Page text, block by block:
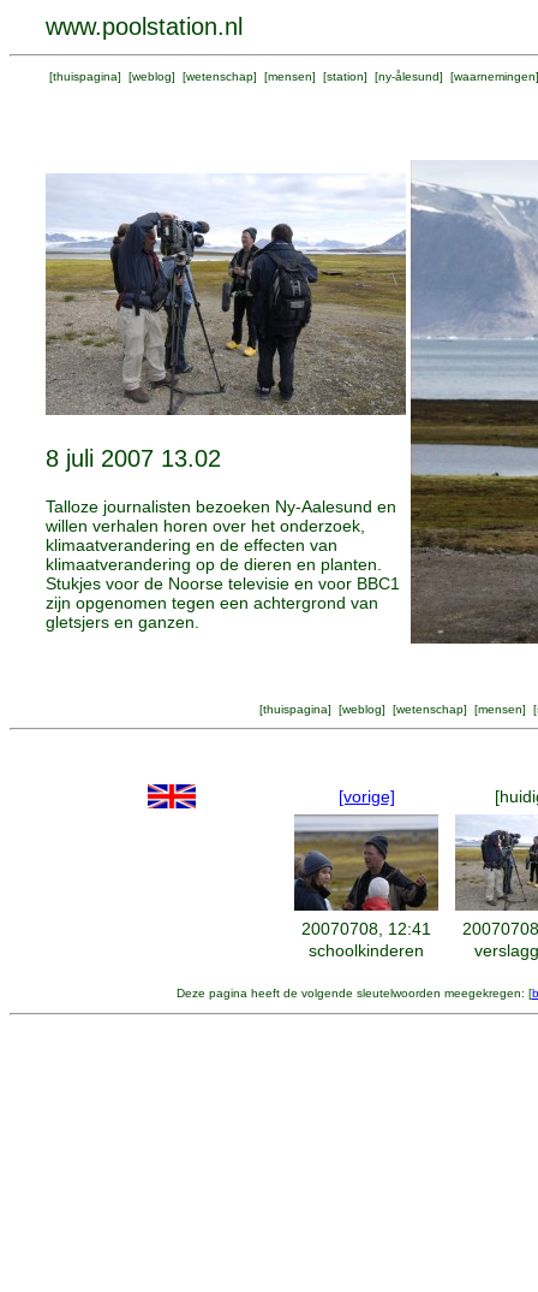
www.poolstation.nl
[thuispagina] [weblog] [wetenschap] [mensen] [station] [ny-ålesund] [waarnemingen
8 juli 2007 13.02
Talloze journalisten bezoeken Ny-Aalesund en
willen verhalen horen over het onderzoek,
klimaatverandering en de effecten van
klimaatverandering op de dieren en planten.
Stukjes voor de Noorse televisie en voor BBC1
zijn opgenomen tegen een achtergrond van
gletsjers en ganzen.
[thuispagina] [weblog] [wetenschap] [mensen] [
[vorige]
20070708, 12:41
schoolkinderen
Deze pagina heeft de volgende sleutelwoorden meegekregen: [